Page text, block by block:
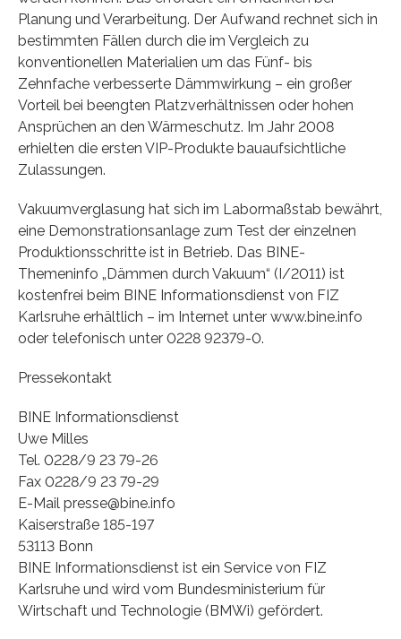
Planung und Verarbeitung. Der Aufwand rechnet sich in
bestimmten Fällen durch die im Vergleich zu
konventionellen Materialien um das Fünf- bis
Zehnfache verbesserte Dämmwirkung – ein großer
Vorteil bei beengten Platzverhältnissen oder hohen
Ansprüchen an den Wärmeschutz. Im Jahr 2008
erhielten die ersten VIP-Produkte bauaufsichtliche
Zulassungen.
Vakuumverglasung hat sich im Labormaßstab bewährt,
eine Demonstrationsanlage zum Test der einzelnen
Produktionsschritte ist in Betrieb. Das BINE-
Themeninfo „Dämmen durch Vakuum“ (I/2011) ist
kostenfrei beim BINE Informationsdienst von FIZ
Karlsruhe erhältlich – im Internet unter www.bine.info
oder telefonisch unter 0228 92379-0.
Pressekontakt
BINE Informationsdienst
Uwe Milles
Tel. 0228/9 23 79-26
Fax 0228/9 23 79-29
E-Mail presse@bine.info
Kaiserstraße 185-197
53113 Bonn
BINE Informationsdienst ist ein Service von FIZ
Karlsruhe und wird vom Bundesministerium für
Wirtschaft und Technologie (BMWi) gefördert.